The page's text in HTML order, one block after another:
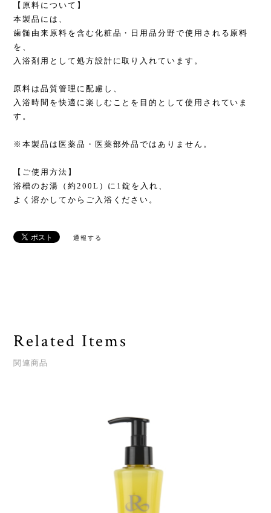
【原料について】
本製品には、
歯髄由来原料を含む化粧品・日用品分野で使用される原料
を、
入浴剤用として処方設計に取り入れています。
原料は品質管理に配慮し、
入浴時間を快適に楽しむことを目的として使用されていま
す。
※本製品は医薬品・医薬部外品ではありません。
【ご使用方法】
浴槽のお湯（約200L）に1錠を入れ、
よく溶かしてからご入浴ください。
通報する
Related Items
関連商品